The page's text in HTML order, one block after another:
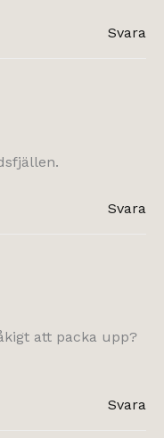
Svara
Svara
att packa upp?
Svara